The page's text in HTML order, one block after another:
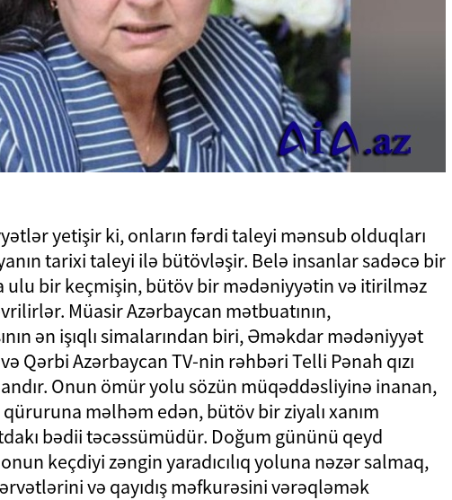
yetişir ki, onların fərdi taleyi mənsub olduqları
tarixi taleyi ilə bütövləşir. Belə insanlar sadəcə bir
ulu bir keçmişin, bütöv bir mədəniyyətin və itirilməz
Müasir Azərbaycan mətbuatının,
ən işıqlı simalarından biri, Əməkdar mədəniyyət
Qərbi Azərbaycan TV-nin rəhbəri Telli Pənah qızı
Onun ömür yolu sözün müqəddəsliyinə inanan,
məlhəm edən, bütöv bir ziyalı xanım
bədii təcəssümüdür. Doğum gününü qeyd
keçdiyi zəngin yaradıcılıq yoluna nəzər salmaq,
və qayıdış məfkurəsini vərəqləmək